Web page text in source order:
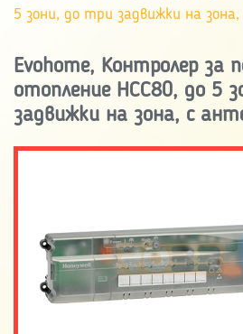
5 зони, до три задвижки на
Evohome, Контролер за
отопление HCC80, до 5
задвижки на зона, с